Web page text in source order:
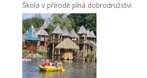
Škola v přírodě plná dobrodružství